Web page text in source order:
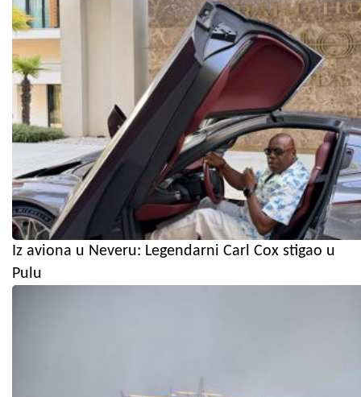
Iz aviona u Neveru: Legendarni Carl Cox stigao u
Pulu